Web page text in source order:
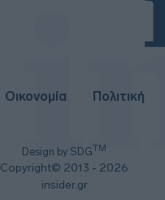
Οικονομία Πολιτική
Design by SDGTM
Copyright© 2013 - 2026
insider.gr